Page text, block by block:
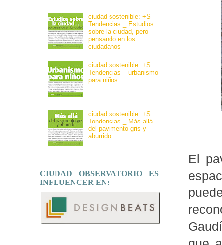
El
ciudad sostenible: +S
Tendencias _ Estudios
sobre la ciudad, pero
pensando en los
ciudadanos
ciudad sostenible: +S
Tendencias _ urbanismo
para niños
ciudad sostenible: +S
Tendencias _ Más allá
del pavimento gris y
aburrido
CIUDAD OBSERVATORIO ES
INFLUENCER EN: